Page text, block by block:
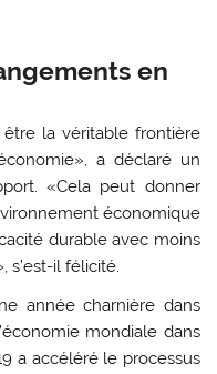
en
la véritable frontière
a déclaré un
«Cela peut donner
économique
durable avec moins
s’est-il félicité.
année charnière dans
mondiale dans
a accéléré le processus